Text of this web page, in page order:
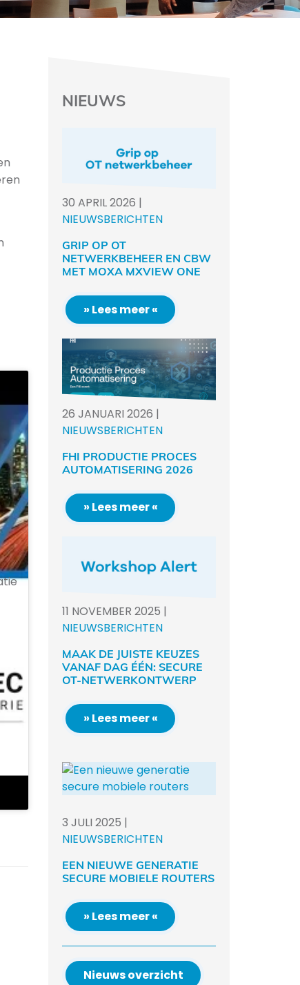
NIEUWS
30 APRIL2026 |
NIEUWSBERICHTEN
GRIP OP OT
NETWERKBEHEER EN CBW
MET MOXA MXVIEW ONE
» Lees meer «
26 JANUARI 2026 |
NIEUWSBERICHTEN
FHI PRODUCTIE PROCES
AUTOMATISERING 2026
» Lees meer «
11 NOVEMBER 2025 |
NIEUWSBERICHTEN
MAAK DE JUISTE KEUZES
VANAF DAG ÉÉN: SECURE
OT-NETWERKONTWERP
» Lees meer «
3 JULI 2025 |
NIEUWSBERICHTEN
EEN NIEUWE GENERATIE
SECURE MOBIELE ROUTERS
» Lees meer «
Nieuws overzicht